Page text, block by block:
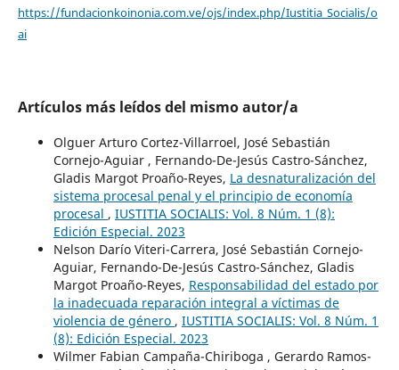
https://fundacionkoinonia.com.ve/ojs/index.php/Iustitia_Socialis/o
ai
Artículos más leídos del mismo autor/a
Olguer Arturo Cortez-Villarroel, José Sebastián
Cornejo-Aguiar , Fernando-De-Jesús Castro-Sánchez,
Gladis Margot Proaño-Reyes, La desnaturalización del
sistema procesal penal y el principio de economía
procesal , IUSTITIA SOCIALIS: Vol. 8 Núm. 1 (8):
Edición Especial. 2023
Nelson Darío Viteri-Carrera, José Sebastián Cornejo-
Aguiar, Fernando-De-Jesús Castro-Sánchez, Gladis
Margot Proaño-Reyes, Responsabilidad del estado por
la inadecuada reparación integral a víctimas de
violencia de género , IUSTITIA SOCIALIS: Vol. 8 Núm. 1
(8): Edición Especial. 2023
Wilmer Fabian Campaña-Chiriboga , Gerardo Ramos-